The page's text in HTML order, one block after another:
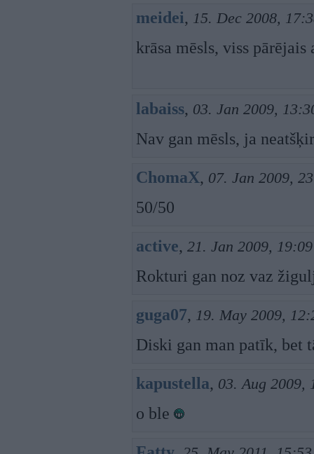
meidei, 15. Dec 2008,
krāsa mēsls, viss pārējais
labaiss, 03. Jan 2009,
Nav gan mēsls, ja
ChomaX, 07. Jan 2009,
50/50
active, 21. Jan 2009, 19:09
Rokturi gan noz vaz
guga07, 19. May 2009,
Diski gan man patīk, bet
kapustella, 03. Aug 2009,
o ble